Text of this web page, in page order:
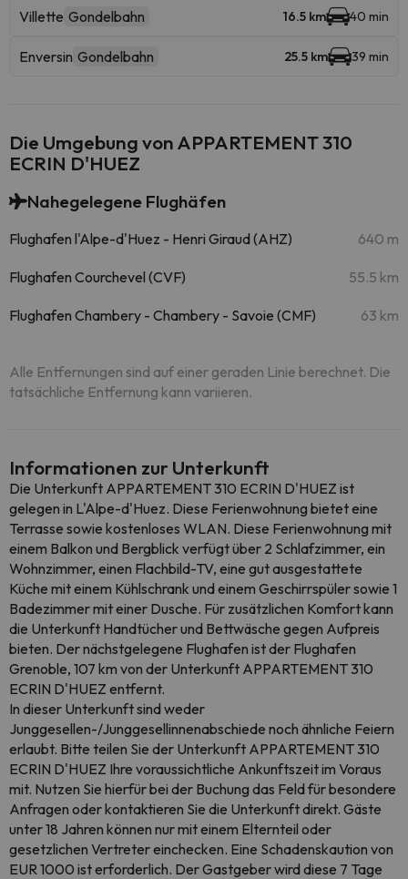
Villette Gondelbahn 16.5 km 40 min
Enversin Gondelbahn 25.5 km 39 min
Die Umgebung von APPARTEMENT 310
ECRIN D'HUEZ
Nahegelegene Flughäfen
Flughafen l'Alpe-d'Huez - Henri Giraud (AHZ) 640 m
Flughafen Courchevel (CVF) 55.5 km
Flughafen Chambery - Chambery - Savoie (CMF) 63 km
Alle Entfernungen sind auf einer geraden Linie berechnet. Die
tatsächliche Entfernung kann variieren.
Informationen zur Unterkunft
Die Unterkunft APPARTEMENT 310 ECRIN D'HUEZ ist
gelegen in L'Alpe-d'Huez. Diese Ferienwohnung bietet eine
Terrasse sowie kostenloses WLAN. Diese Ferienwohnung mit
einem Balkon und Bergblick verfügt über 2 Schlafzimmer, ein
Wohnzimmer, einen Flachbild-TV, eine gut ausgestattete
Küche mit einem Kühlschrank und einem Geschirrspüler sowie 1
Badezimmer mit einer Dusche. Für zusätzlichen Komfort kann
die Unterkunft Handtücher und Bettwäsche gegen Aufpreis
bieten. Der nächstgelegene Flughafen ist der Flughafen
Grenoble, 107 km von der Unterkunft APPARTEMENT 310
ECRIN D'HUEZ entfernt.
In dieser Unterkunft sind weder
Junggesellen-/Junggesellinnenabschiede noch ähnliche Feiern
erlaubt. Bitte teilen Sie der Unterkunft APPARTEMENT 310
ECRIN D'HUEZ Ihre voraussichtliche Ankunftszeit im Voraus
mit. Nutzen Sie hierfür bei der Buchung das Feld für besondere
Anfragen oder kontaktieren Sie die Unterkunft direkt. Gäste
unter 18 Jahren können nur mit einem Elternteil oder
gesetzlichen Vertreter einchecken. Eine Schadenskaution von
EUR 1000 ist erforderlich. Der Gastgeber wird diese 7 Tage